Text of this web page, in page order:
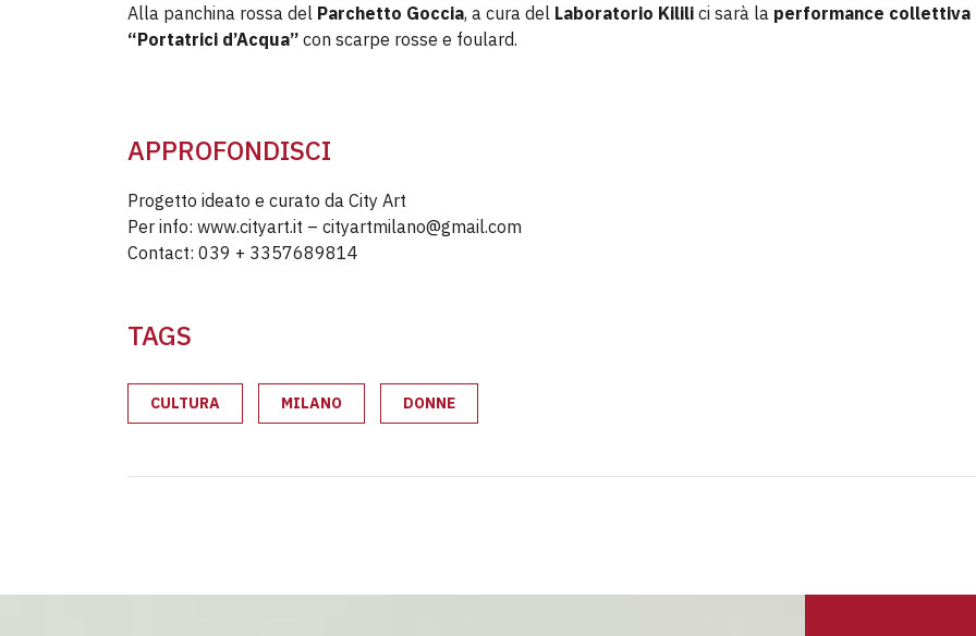
Alla panchina rossa del Parchetto Goccia, a cura del Laboratorio Kilili ci sarà la performance collettiva
“Portatrici d’Acqua” con scarpe rosse e foulard.
APPROFONDISCI
Progetto ideato e curato da City Art
Per info: www.cityart.it – cityartmilano@gmail.com
Contact: 039 + 3357689814
TAGS
CULTURA MILANO DONNE